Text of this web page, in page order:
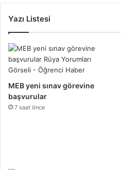
Yazı Listesi
MEB yeni sınav görevine
başvurular
7 saat önce